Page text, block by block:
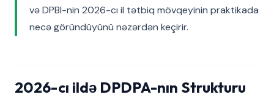
və DPBI-nin 2026-cı il tətbiq mövqeyinin praktikada
necə göründüyünü nəzərdən keçirir.
2026-cı ildə DPDPA-nın Strukturu